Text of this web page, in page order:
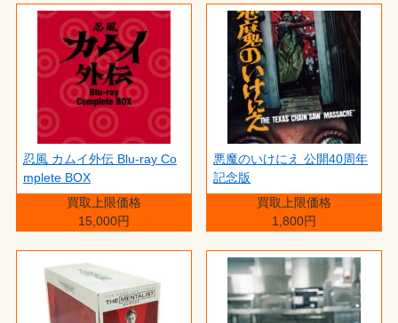
忍風 カムイ外伝 Blu-ray Co
mplete BOX
買取上限価格
15,000円
悪魔のいけにえ 公開40周年
記念版
買取上限価格
1,800円